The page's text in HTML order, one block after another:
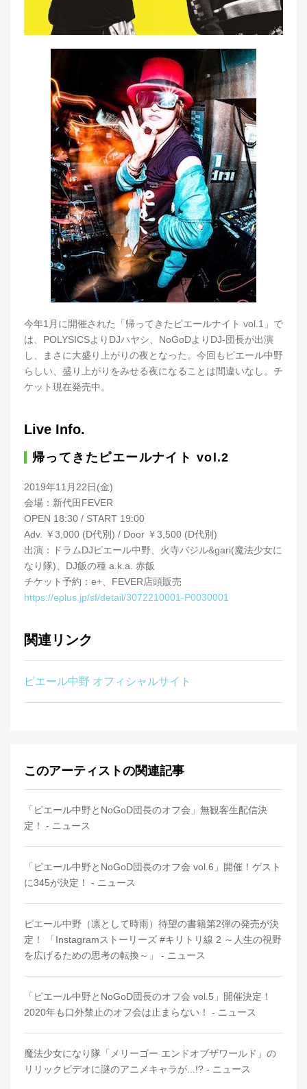
今年1月に開催された「帰ってきたピエールナイト vol.1」で
は、POLYSICSよりDJハヤシ、NoGoDよりDJ-団長が出演
し、まさに大盛り上がりの夜となった。今回もピエール中野
らしい、盛り上がりをみせる夜になることは間違いなし。チ
ケット現在発売中。
Live Info.
帰ってきたピエールナイト vol.2
2019年11月22日(金)
会場：新代田FEVER
OPEN 18:30 / START 19:00
Adv. ￥3,000 (D代別) / Door ￥3,500 (D代別)
出演：ドラムDJピエール中野、火寺バジル&gari(魔法少女に
なり隊)、DJ飯の種 a.k.a. 赤飯
チケット予約：e+、FEVER店頭販売
https://eplus.jp/sf/detail/3072210001-P0030001
関連リンク
ピエール中野 オフィシャルサイト
このアーティストの関連記事
「ピエール中野とNoGoD団長のオフ会」無観客生配信決
定！ - ニュース
「ピエール中野とNoGoD団長のオフ会 vol.6」開催！ゲスト
に345が決定！ - ニュース
ピエール中野（凛として時雨）待望の書籍第2弾の発売が決
定！ 「Instagramストーリーズ #キリトリ線 2 ～人生の視野
を広げるための思考の転換～」 - ニュース
「ピエール中野とNoGoD団長のオフ会 vol.5」開催決定！
2020年も口外禁止のオフ会は止まらない！ - ニュース
魔法少女になり隊「メリーゴー エンドオブザワールド」の
リリックビデオに謎のアニメキャラが...!? - ニュース